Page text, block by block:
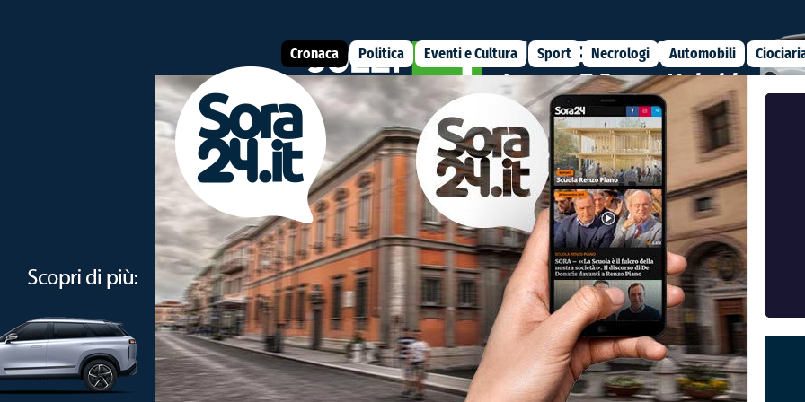
Cronaca Politica Eventi e Cultura Sport Necrologi Automobili